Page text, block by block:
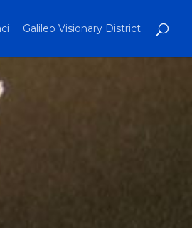
Galileo Visionary District